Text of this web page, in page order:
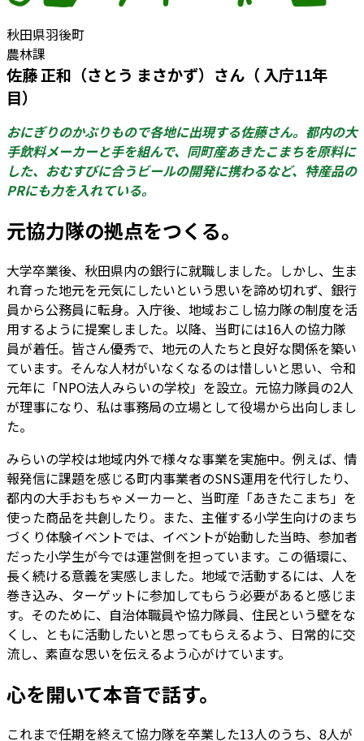
秋田県羽後町
農林課
佐藤 正和（さとう まさかず）さん（ 入庁11年
目）
おにぎりのかぶりもので各地に出現する佐藤さん。都内の大
手飲料メーカーと手を組んで、同町産あきたこまちを原料に
した、おむすびに合うビールの開発に携わるなど、特産品の
PRにも力を入れている。
元協力隊の拠点をつくる。
大学卒業後、秋田県内の銀行に就職しました。しかし、生ま
れ育った地元を元気にしたいという思いを諦め切れず、銀行
員から公務員に転身。入庁後、地域おこし協力隊の制度を活
用するように提案しました。以降、当町には16人の協力隊
員が着任。皆さん優秀で、地元の人たちと良好な関係を築い
ています。そんな人材がいなくなるのは惜しいと思い、令和
元年に「NPO法人みらいの学校」を設立。元協力隊員の2人
が理事になり、私は事務局の立場として役場から出向しまし
た。
みらいの学校は地域内外で様々な事業を実施中。例えば、情
報発信に課題を感じる町内事業者のSNS運用を代行したり、
都内の大手おもちゃメーカーと、当町産「あきたこまち」を
使った商品を共創したり。また、主催する小学生向けのまち
づくり体験イベントでは、イベントが始動した当時、参加者
だった小学生が今では運営側を担っています。この循環に、
長く続ける意義を実感しました。地域で活動するには、人を
巻き込み、ターゲットに参加してもらう必要があると感じま
す。そのために、自治体職員や協力隊員、住民という壁をな
くし、ともに活動したいと思ってもらえるよう、日常的に交
流し、素直な思いを伝えるよう心がけています。
心を開いて本音で話す。
これまで任期を終えて協力隊を卒業した13人のうち、8人が